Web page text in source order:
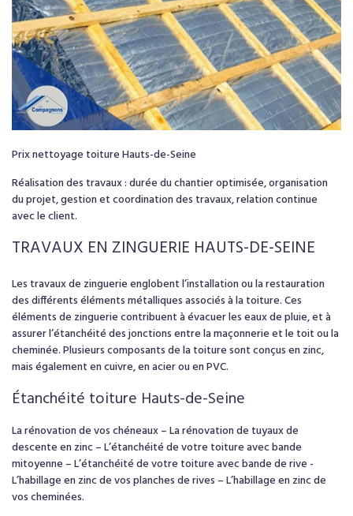
Prix nettoyage toiture Hauts-de-Seine
Réalisation des travaux : durée du chantier optimisée, organisation
du projet, gestion et coordination des travaux, relation continue
avec le client.
TRAVAUX EN ZINGUERIE HAUTS-DE-SEINE
Les travaux de zinguerie englobent l’installation ou la restauration
des différents éléments métalliques associés à la toiture. Ces
éléments de zinguerie contribuent à évacuer les eaux de pluie, et à
assurer l’étanchéité des jonctions entre la maçonnerie et le toit ou la
cheminée. Plusieurs composants de la toiture sont conçus en zinc,
mais également en cuivre, en acier ou en PVC.
Étanchéité toiture Hauts-de-Seine
La rénovation de vos chéneaux – La rénovation de tuyaux de
descente en zinc – L’étanchéité de votre toiture avec bande
mitoyenne – L’étanchéité de votre toiture avec bande de rive -
L’habillage en zinc de vos planches de rives – L’habillage en zinc de
vos cheminées.